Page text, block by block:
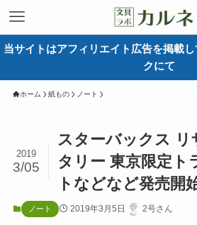
当サイトはアフィリエイト広告を掲載
クにて
ホーム 紙もの ノート
スターバックス リ
タリー 東京限定ト
トなどなど発売開
2019
3/05
ノート 2019年3月5日 2号さん